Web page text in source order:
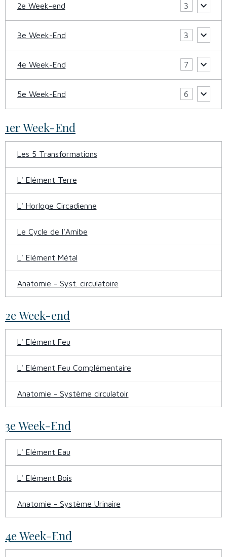
2e Week-end 3
3e Week-End 3
4e Week-End 7
5e Week-End 6
1er Week-End
Les 5 Transformations
L' Elément Terre
L' Horloge Circadienne
Le Cycle de l'Amibe
L' Elément Métal
Anatomie - Syst. circulatoire
2e Week-end
L' Elément Feu
L' Elément Feu Complémentaire
Anatomie - Système circulatoir
3e Week-End
L' Elément Eau
L' Elément Bois
Anatomie - Système Urinaire
4e Week-End